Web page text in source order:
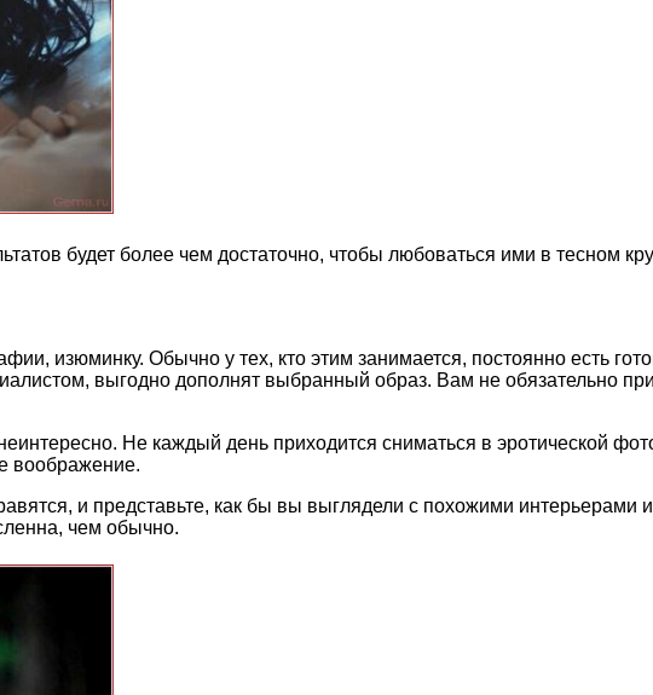
будет более чем достаточно, чтобы любоваться ими в тесном
изюминку. Обычно у тех, кто этим занимается, постоянно есть
выгодно дополнят выбранный образ. Вам не обязательно
Не каждый день приходится сниматься в эротической
воображение.
и представьте, как бы вы выглядели с похожими интерьерами
чем обычно.